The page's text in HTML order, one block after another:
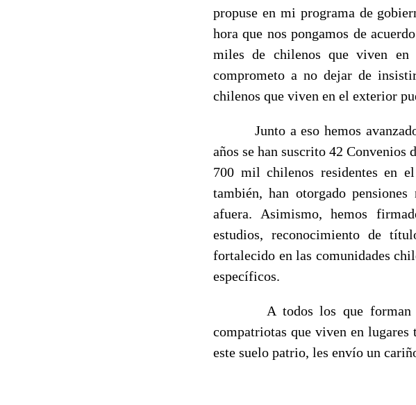
propuse en mi programa de
hora que nos pongamos de
miles de chilenos que viven en
comprometo a no dejar de
chilenos que viven en el exterior
Junto a eso hemos avanzado
años se han suscrito 42 Convenios
700 mil chilenos residentes en
también, han otorgado
afuera. Asimismo, hemos
estudios, reconocimiento de
fortalecido en las comunidades
específicos.
A todos los que forman
compatriotas que viven en
este suelo patrio, les envío un